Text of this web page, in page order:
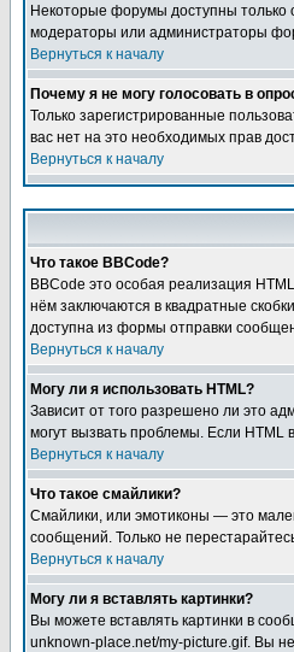
Некоторые форумы доступны только
модераторы или администраторы
Вернуться к началу
Почему я не могу голосовать в
Только зарегистрированные
вас нет на это необходимых прав
Вернуться к началу
Что такое BBCode?
BBCode это особая реализация
нём заключаются в квадратные
доступна из формы отправки
Вернуться к началу
Могу ли я использовать HTML?
Зависит от того разрешено ли это
могут вызвать проблемы. Если HTML
Вернуться к началу
Что такое смайлики?
Смайлики, или эмотиконы — это
сообщений. Только не
Вернуться к началу
Могу ли я вставлять картинки?
Вы можете вставлять картинки в
unknown-place.net/my-picture.gif. Вы